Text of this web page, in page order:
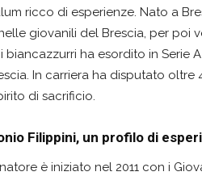
ricco di esperienze. Nato a
giovanili del Brescia, per poi
biancazzurri ha esordito in Serie
In carriera ha disputato oltre
di sacrificio.
Filippini, un profilo di
è iniziato nel 2011 con i